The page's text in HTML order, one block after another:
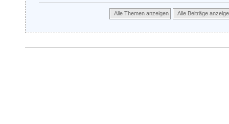
Alle Beiträge
Alle Themen anzeigen